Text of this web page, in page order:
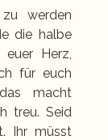
werden
die halbe
Herz,
für euch
macht
treu. Seid
Ihr müsst